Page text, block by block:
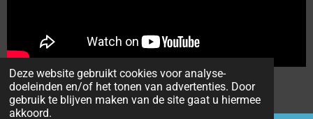
Deze website gebruikt cookies voor analyse-
doeleinden en/of het tonen van advertenties. Door
gebruik te blijven maken van de site gaat u hiermee
akkoord.
© 2021 - 2026 Lokerse Quads
Powered byJouwWeb